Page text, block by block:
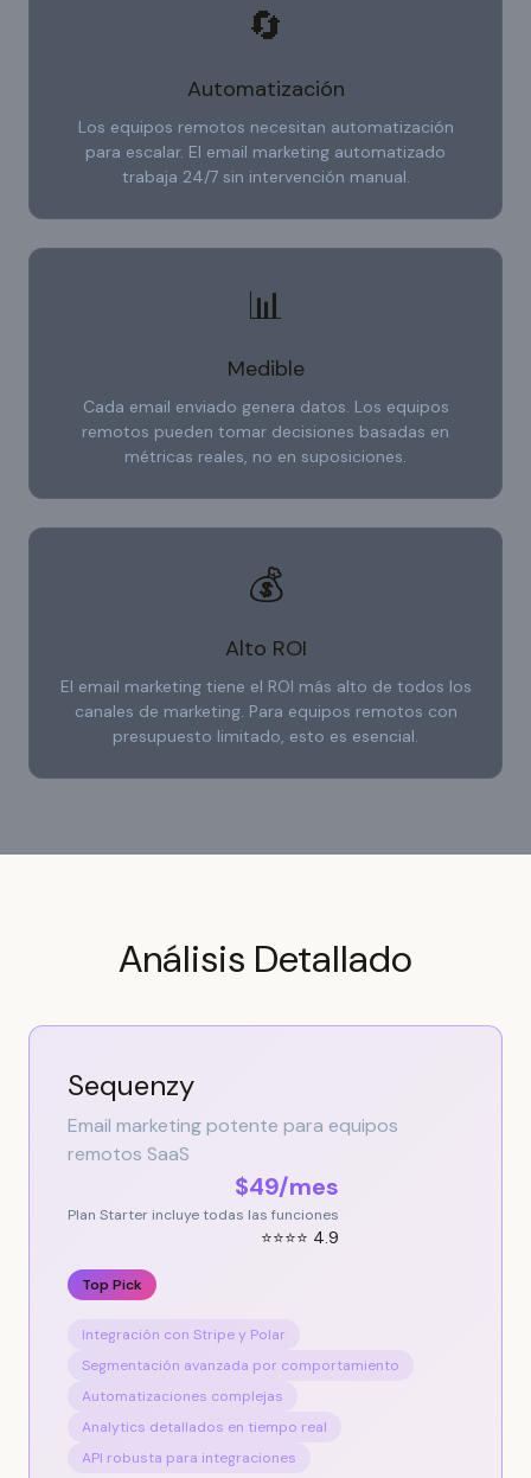
🔄
Automatización
Los equipos remotos necesitan automatización
para escalar. El email marketing automatizado
trabaja 24/7 sin intervención manual.
📊
Medible
Cada email enviado genera datos. Los equipos
remotos pueden tomar decisiones basadas en
métricas reales, no en suposiciones.
💰
Alto ROI
El email marketing tiene el ROI más alto de todos los
canales de marketing. Para equipos remotos con
presupuesto limitado, esto es esencial.
Análisis Detallado
Sequenzy
Email marketing potente para equipos
remotos SaaS
$49/mes
Plan Starter incluye todas las funciones
⭐⭐⭐⭐ 4.9
Top Pick
Integración con Stripe y Polar
Segmentación avanzada por comportamiento
Automatizaciones complejas
Analytics detallados en tiempo real
API robusta para integraciones